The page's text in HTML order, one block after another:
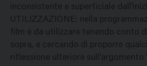
inconsistente e superficiale
UTILIZZAZIONE: nella
film é da utilizzare tenendo conto
sopra, e cercando di proporre
riflessione ulteriore sull'argomento